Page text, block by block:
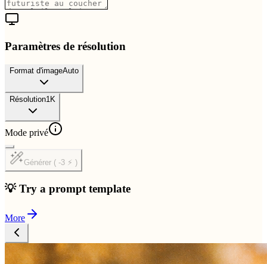
Paramètres de résolution
Format d'imageAuto
Résolution1K
Mode privé
Générer ( -3 ⚡ )
💡 Try a prompt template
More